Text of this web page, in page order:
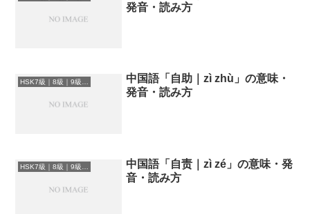
発音・読み方
中国語「自助｜zì zhù」の意味・
発音・読み方
HSK7級｜8級｜9級レベルの中国語
中国語「自责｜zì zé」の意味・発
音・読み方